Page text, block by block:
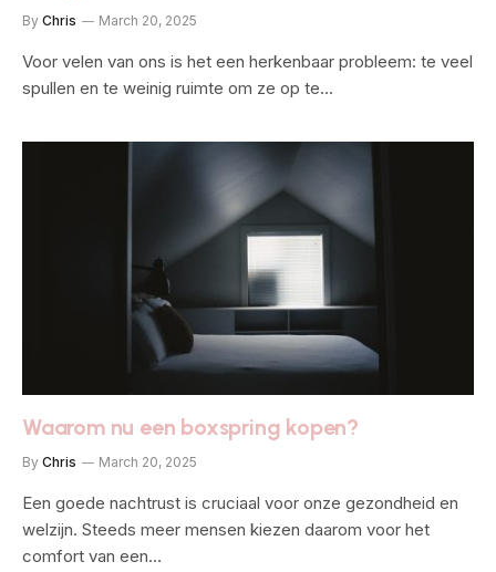
By Chris March 20, 2025
Voor velen van ons is het een herkenbaar probleem: te veel
spullen en te weinig ruimte om ze op te…
Waarom nu een boxspring kopen?
By Chris March 20, 2025
Een goede nachtrust is cruciaal voor onze gezondheid en
welzijn. Steeds meer mensen kiezen daarom voor het
comfort van een…